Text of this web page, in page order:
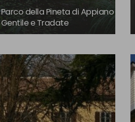
Parco della Pineta di Appiano
Gentile e Tradate